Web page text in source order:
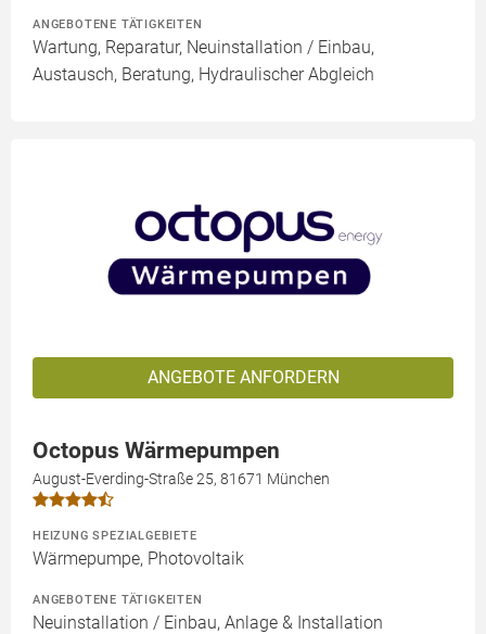
ANGEBOTENE TÄTIGKEITEN
Wartung, Reparatur, Neuinstallation / Einbau,
Austausch, Beratung, Hydraulischer Abgleich
ANGEBOTE ANFORDERN
Octopus Wärmepumpen
August-Everding-Straße 25, 81671 München
HEIZUNG SPEZIALGEBIETE
Wärmepumpe, Photovoltaik
ANGEBOTENE TÄTIGKEITEN
Neuinstallation / Einbau, Anlage & Installation